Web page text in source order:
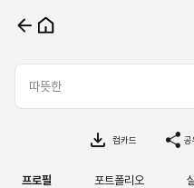
컴카드 공
프로필 포트폴리오